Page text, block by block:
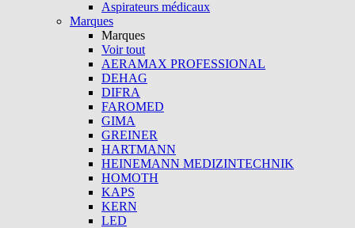
Aspirateurs médicaux
Marques
Marques
Voir tout
AERAMAX PROFESSIONAL
DEHAG
DIFRA
FAROMED
GIMA
GREINER
HARTMANN
HEINEMANN MEDIZINTECHNIK
HOMOTH
KAPS
KERN
LED